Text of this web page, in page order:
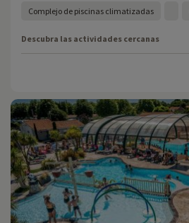
Complejo de piscinas climatizadas
Descubra las actividades cercanas